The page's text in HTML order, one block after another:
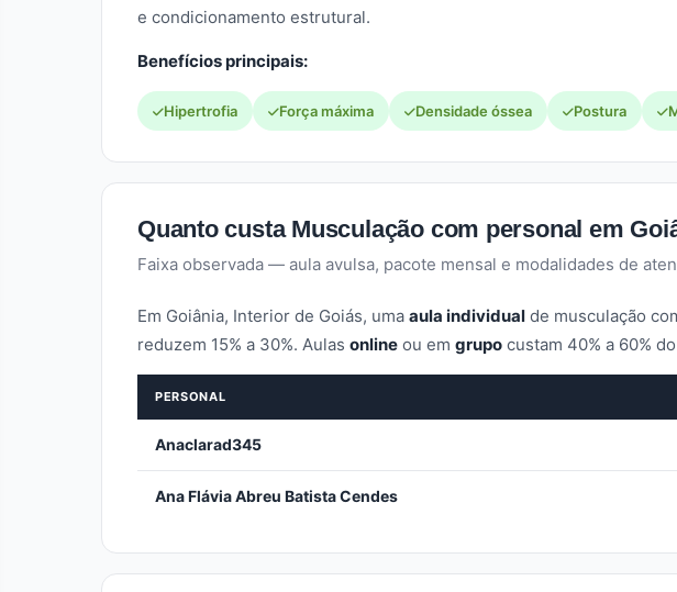
e condicionamento estrutural.
Benefícios principais:
Hipertrofia Força máxima Densidade óssea Postura
Quanto custa Musculação com personal em
Faixa observada — aula avulsa, pacote mensal e modalidades de
Em Goiânia, Interior de Goiás, uma aula individual de musculação
reduzem 15% a 30%. Aulas online ou em grupo custam 40% a 60%
PERSONAL
Anaclarad345
Ana Flávia Abreu Batista Cendes